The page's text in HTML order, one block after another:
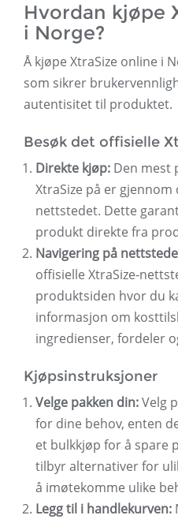
Hvordan kjøpe
i Norge?
Å kjøpe XtraSize online i
som sikrer
autentisitet til produktet.
Besøk det offisielle
Direkte kjøp: Den mest
XtraSize på er
nettstedet. Dette
produkt direkte fra
Navigering på
offisielle XtraSize-
produktsiden hvor du
informasjon om
ingredienser, fordeler
Kjøpsinstruksjoner
Velge pakken din:Velg
for dine behov, enten
et bulkkjøp for å spare
tilbyr alternativer for
å imøtekomme ulike
Legg til i handlekurven: